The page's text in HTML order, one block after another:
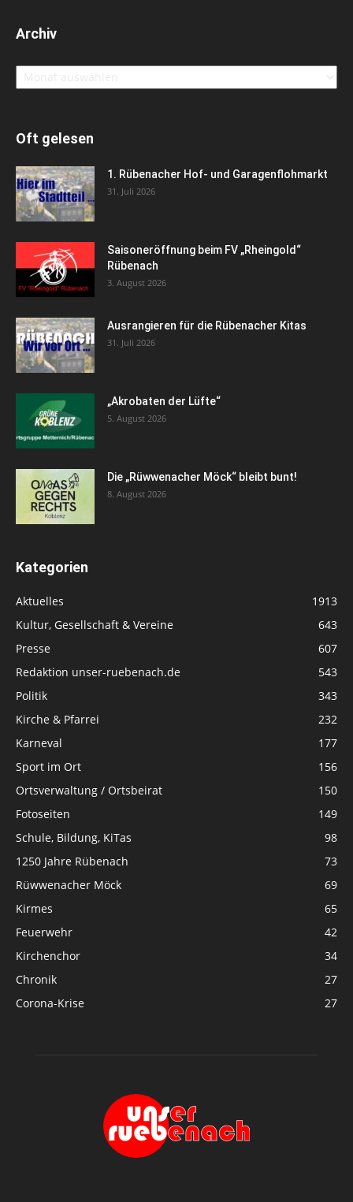
Archiv
Archiv
Oft gelesen
1. Rübenacher Hof- und Garagenflohmarkt
31. Juli 2026
Saisoneröffnung beim FV „Rheingold“
Rübenach
3. August 2026
Ausrangieren für die Rübenacher Kitas
31. Juli 2026
„Akrobaten der Lüfte“
5. August 2026
Die „Rüwwenacher Möck“ bleibt bunt!
8. August 2026
Kategorien
Aktuelles
1913
Kultur, Gesellschaft & Vereine
643
Presse
607
Redaktion unser-ruebenach.de
543
Politik
343
Kirche & Pfarrei
232
Karneval
177
Sport im Ort
156
Ortsverwaltung / Ortsbeirat
150
Fotoseiten
149
Schule, Bildung, KiTas
98
1250 Jahre Rübenach
73
Rüwwenacher Möck
69
Kirmes
65
Feuerwehr
42
Kirchenchor
34
Chronik
27
Corona-Krise
27